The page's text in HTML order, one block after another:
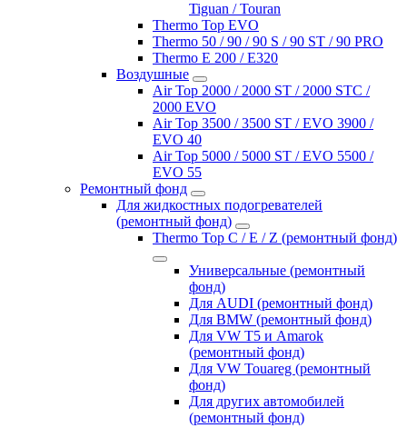
Tiguan / Touran
Thermo Top EVO
Thermo 50 / 90 / 90 S / 90 ST / 90 PRO
Thermo E 200 / E320
Воздушные
Air Top 2000 / 2000 ST / 2000 STC /
2000 EVO
Air Top 3500 / 3500 ST / EVO 3900 /
EVO 40
Air Top 5000 / 5000 ST / EVO 5500 /
EVO 55
Ремонтный фонд
Для жидкостных подогревателей
(ремонтный фонд)
Thermo Top C / E / Z (ремонтный фонд)
Универсальные (ремонтный
фонд)
Для AUDI (ремонтный фонд)
Для BMW (ремонтный фонд)
Для VW T5 и Amarok
(ремонтный фонд)
Для VW Touareg (ремонтный
фонд)
Для других автомобилей
(ремонтный фонд)